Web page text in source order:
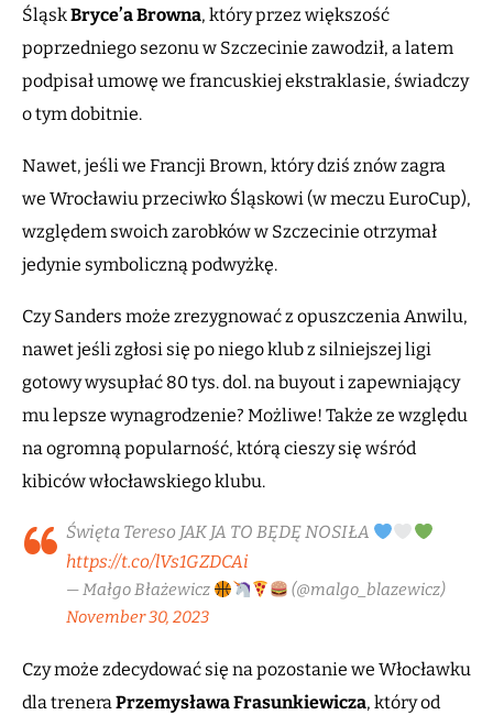
ŚląskBryce’a Browna, który przez większość
poprzedniego sezonu w Szczecinie zawodził, a latem
podpisał umowę we francuskiej ekstraklasie, świadczy
o tym dobitnie.
Nawet, jeśli we Francji Brown, który dziś znów zagra
we Wrocławiu przeciwko Śląskowi (w meczu EuroCup),
względem swoich zarobków w Szczecinie otrzymał
jedynie symboliczną podwyżkę.
Czy Sanders może zrezygnować z opuszczenia Anwilu,
nawet jeśli zgłosi się po niego klub z silniejszej ligi
gotowy wysupłać 80 tys. dol. na buyout i zapewniający
mu lepsze wynagrodzenie? Możliwe! Także ze względu
na ogromną popularność, którą cieszy się wśród
kibiców włocławskiego klubu.
Święta Tereso JAK JA TO BĘDĘ NOSIŁA
https://t.co/lVs1GZDCAi
— Małgo Błażewicz
(@malgo_blazewicz)
November 30, 2023
Czy może zdecydować się na pozostanie we Włocławku
dla treneraPrzemysława Frasunkiewicza, który od